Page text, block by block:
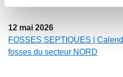
12 mai 2026
FOSSES SEPTIQUES |
fosses du secteur NORD